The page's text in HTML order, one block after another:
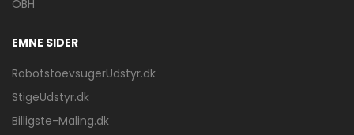
OBH
EMNE SIDER
RobotstoevsugerUdstyr.dk
StigeUdstyr.dk
Billigste-Maling.dk